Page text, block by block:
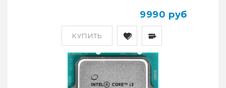
КУПИТЬ
9990 руб